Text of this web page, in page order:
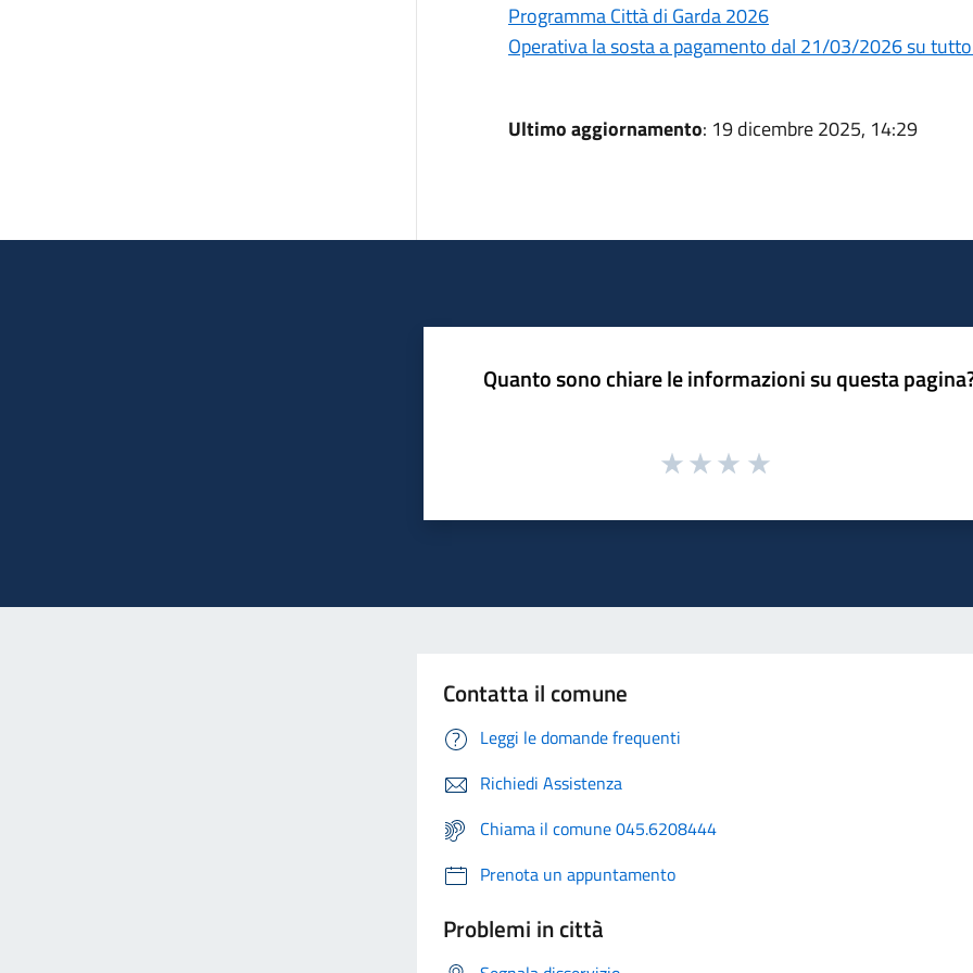
Programma Città di Garda 2026
Operativa la sosta a pagamento dal 21/03/2026 su
Ultimo aggiornamento: 19 dicembre 2025, 14:29
Quanto sono chiare le informazioni su questa
Contatta il comune
Leggi le domande frequenti
Richiedi Assistenza
Chiama il comune 045.6208444
Prenota un appuntamento
Problemi in città